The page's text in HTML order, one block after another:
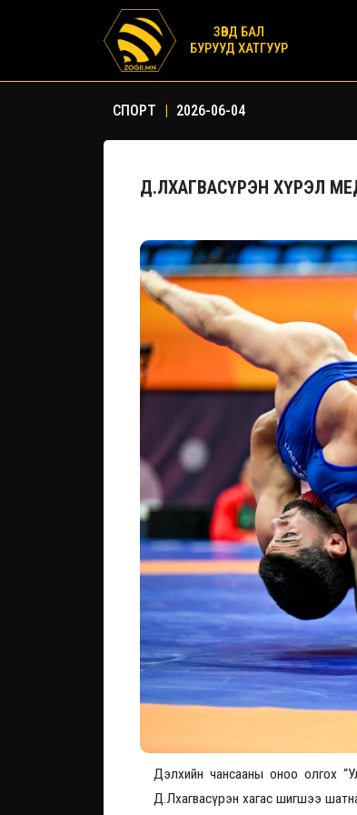
ЗӨВД БАЛ
БУРУУД ХАТГУУР
СПОРТ | 2026-06-04
Д.ЛХАГВАСҮРЭН ХҮРЭЛ
Дэлхийн чансааны оноо олгох
Д.Лхагвасүрэн хагас шигшээ